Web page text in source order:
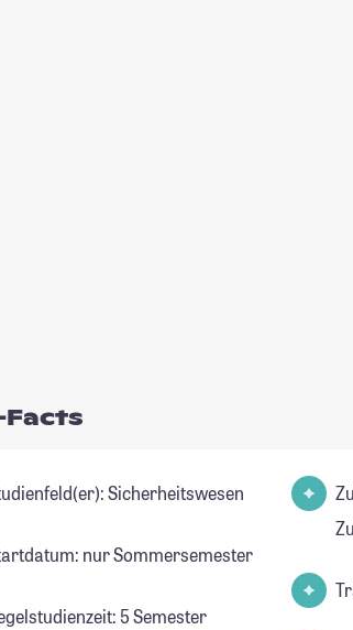
Studienfeld(er): Sicherheitswesen
nur Sommersemester
5 Semester